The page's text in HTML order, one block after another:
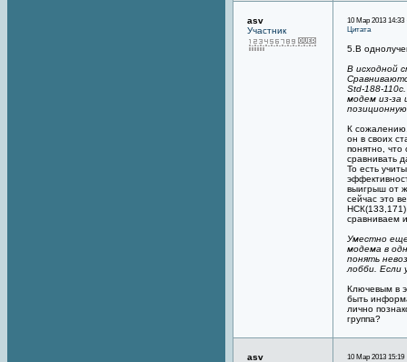
asv
Участник
10 Мар 2013 14:33
Цитата
5.В
В исходной
Std-188-
модем из-за
К сожалению,
он в своих
понятно, что
сравнивать
То есть
выигрыш от
сейчас это
НСК(133,171)
сравниваем
Уместно
модема в
понять
лобби. Если
Ключевым в
быть
лично
группа?
asv
10 Мар 2013 15:19